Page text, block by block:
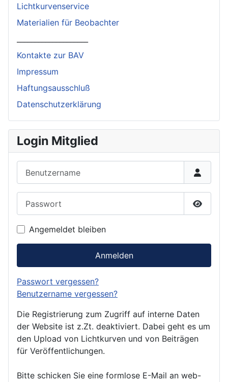
Lichtkurvenservice
Materialien für Beobachter
Kontakte zur BAV
Impressum
Haftungsausschluß
Datenschutzerklärung
Login Mitglied
Angemeldet bleiben
Anmelden
Passwort vergessen?
Benutzername vergessen?
Die Registrierung zum Zugriff auf interne Daten
der Website ist z.Zt. deaktiviert. Dabei geht es um
den Upload von Lichtkurven und von Beiträgen
für Veröffentlichungen.
Bitte schicken Sie eine formlose E-Mail an web-